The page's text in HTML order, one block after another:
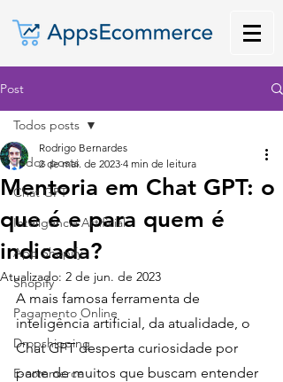
Post
Todos posts
Chat GPT
Inteligência Artificial
App Shopify
Shopify
Pagamento Online
Dropshipping
E-commerce
Todos posts
Mentoria em Chat GPT: o
que é e para quem é
indicada?
Rodrigo Bernardes
2 de mai. de 2023 4 min de leitura
Atualizado: 2 de jun. de 2023
A mais famosa ferramenta de
inteligência artificial, da atualidade, o
Chat GPT desperta curiosidade por
parte de muitos que buscam entender